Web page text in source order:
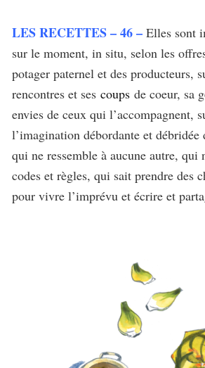
LES RECETTES – 46 – Elles sont
sur le moment, in situ, selon les
potager paternel et des producteurs,
rencontres et ses coups de coeur, sa
envies de ceux qui l’accompagnent,
l’imagination débordante et débridée
qui ne ressemble à aucune autre, qui
codes et règles, qui sait prendre des
pour vivre l’imprévu et écrire et